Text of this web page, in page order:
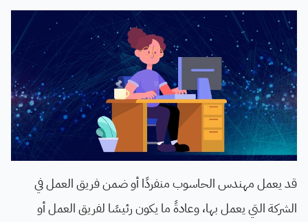
قد يعمل مهندس الحاسوب منفردًا أو ضمن فريق العمل في
الشركة التي يعمل بها، وعادةً ما يكون رئيسًا لفريق العمل أو